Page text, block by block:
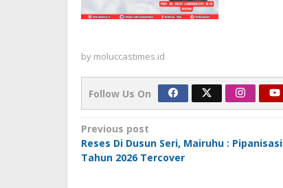
by moluccastimes.id
Follow Us On
Post
navigation
Previous post
Reses Di Dusun Seri, Mairuhu : Pipanisasi
Tahun 2026 Tercover